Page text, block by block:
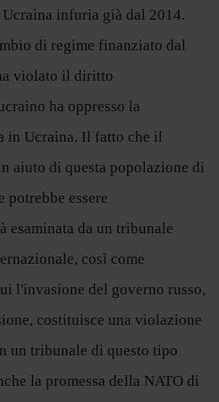
infuria già dal 2014.
di regime finanziato dal
violato il diritto
ha oppresso la
in Ucraina. Il fatto che il
aiuto di questa popolazione di
potrebbe essere
esaminata da un tribunale
così come
l'invasione del governo russo,
costituisce una violazione
un tribunale di questo tipo
la promessa della NATO di